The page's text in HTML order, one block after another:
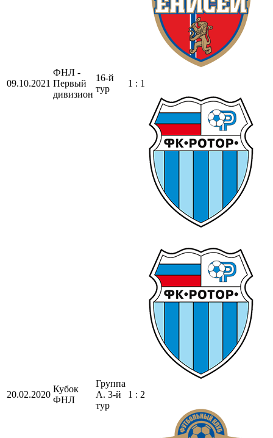
09.10.2021
ФНЛ -
Первый
дивизион
16-й
тур
1 : 1
20.02.2020
Кубок
ФНЛ
Группа
A. 3-й
тур
1 : 2